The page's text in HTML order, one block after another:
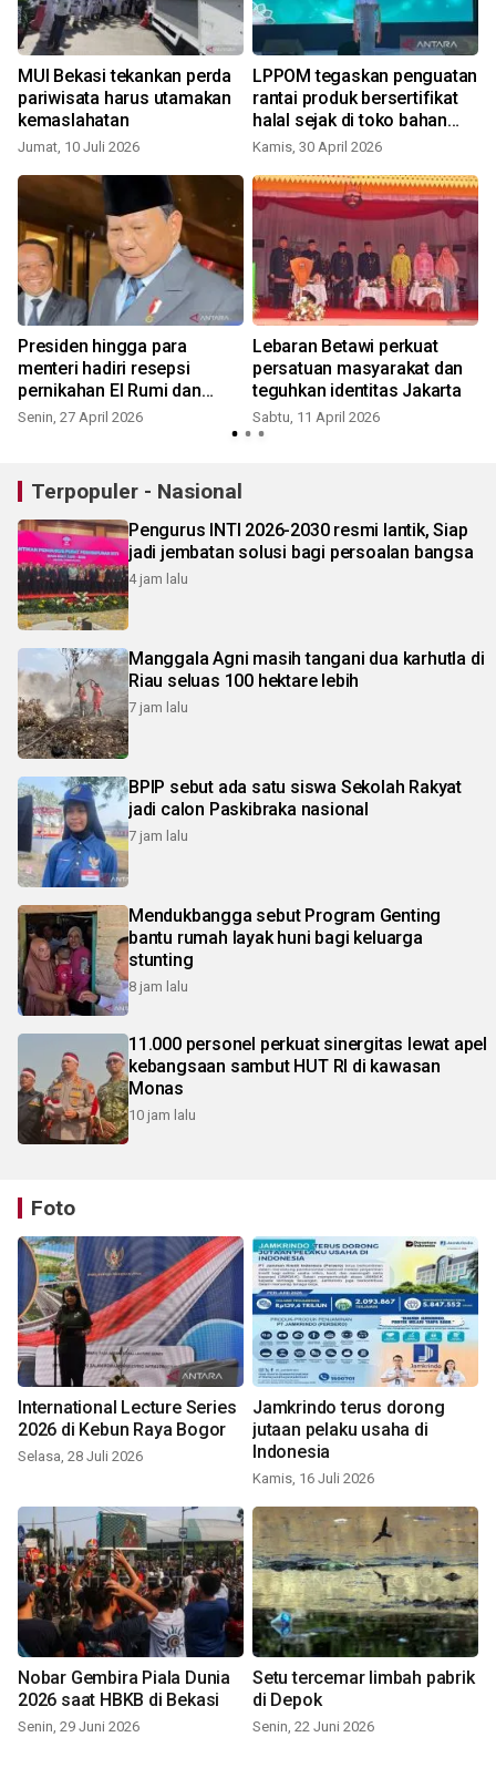
MUI Bekasi tekankan perda
pariwisata harus utamakan
kemaslahatan
Jumat, 10 Juli 2026
LPPOM tegaskan penguatan
rantai produk bersertifikat
halal sejak di toko bahan
baku
Kamis, 30 April 2026
Presiden hingga para
menteri hadiri resepsi
pernikahan El Rumi dan
Syifa Hadju
Senin, 27 April 2026
Lebaran Betawi perkuat
persatuan masyarakat dan
teguhkan identitas Jakarta
Sabtu, 11 April 2026
Terpopuler - Nasional
Pengurus INTI 2026-2030 resmi lantik, Siap
jadi jembatan solusi bagi persoalan bangsa
4 jam lalu
Manggala Agni masih tangani dua karhutla di
Riau seluas 100 hektare lebih
7 jam lalu
BPIP sebut ada satu siswa Sekolah Rakyat
jadi calon Paskibraka nasional
7 jam lalu
Mendukbangga sebut Program Genting
bantu rumah layak huni bagi keluarga
stunting
8 jam lalu
11.000 personel perkuat sinergitas lewat apel
kebangsaan sambut HUT RI di kawasan
Monas
10 jam lalu
Foto
International Lecture Series
2026 di Kebun Raya Bogor
Selasa, 28 Juli 2026
Jamkrindo terus dorong
jutaan pelaku usaha di
Indonesia
Kamis, 16 Juli 2026
Nobar Gembira Piala Dunia
2026 saat HBKB di Bekasi
Senin, 29 Juni 2026
Setu tercemar limbah pabrik
di Depok
Senin, 22 Juni 2026